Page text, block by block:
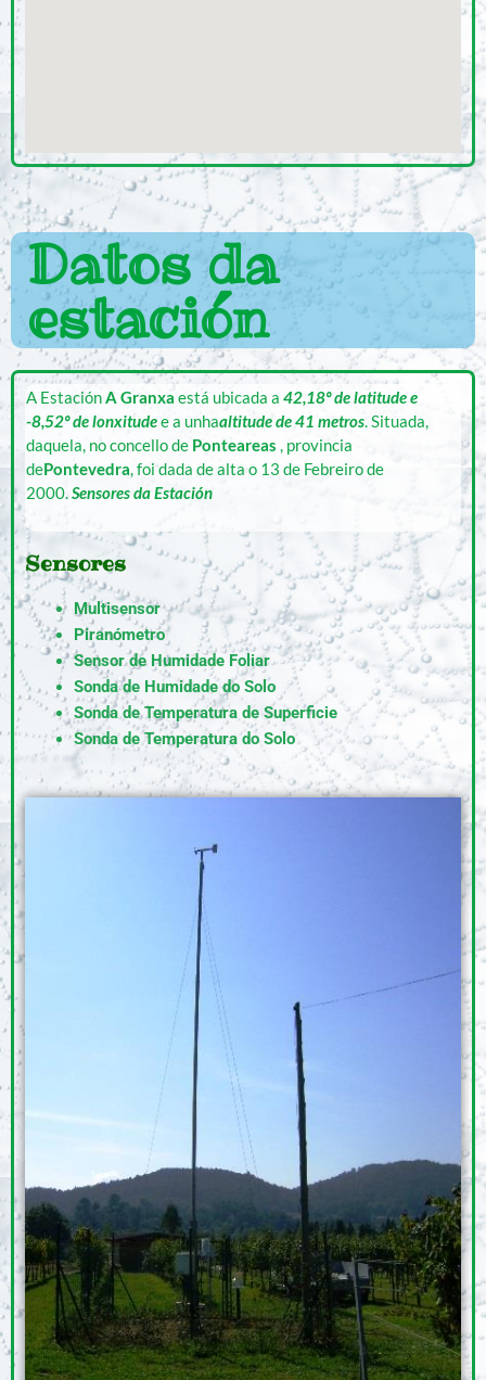
Datos da
estación
A EstaciónA Granxa está ubicada a 42,18º de latitude e
-8,52º de lonxitudee a unhaaltitude de 41 metros. Situada,
daquela, no concello de Ponteareas , provincia
dePontevedra, foi dada de alta o 13 de Febreiro de
2000.Sensores da Estación
Sensores
Multisensor
Piranómetro
Sensor de Humidade Foliar
Sonda de Humidade do Solo
Sonda de Temperatura de Superficie
Sonda de Temperatura do Solo